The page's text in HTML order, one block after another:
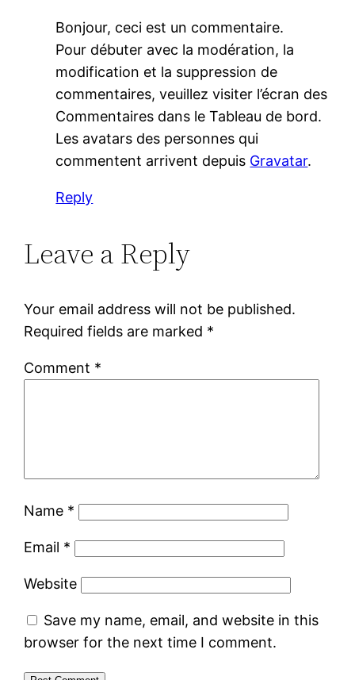
Bonjour, ceci est un commentaire.
Pour débuter avec la modération, la
modification et la suppression de
commentaires, veuillez visiter l’écran des
Commentaires dans le Tableau de bord.
Les avatars des personnes qui
commentent arrivent depuis Gravatar.
Reply
Leave a Reply
Your email address will not be published.
Required fields are marked *
Comment *
Name *
Email *
Website
Save my name, email, and website in this
browser for the next time I comment.